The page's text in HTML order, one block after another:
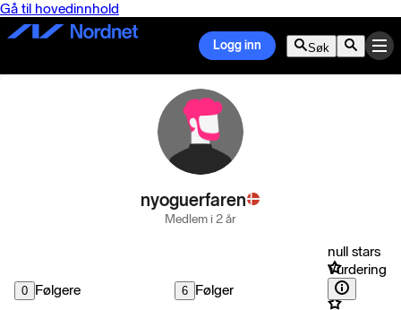
Gå til hovedinnhold
Logg inn Søk
nyoguerfaren
Medlem i 2 år
0 Følgere 6 Følger
null stars
Vurdering